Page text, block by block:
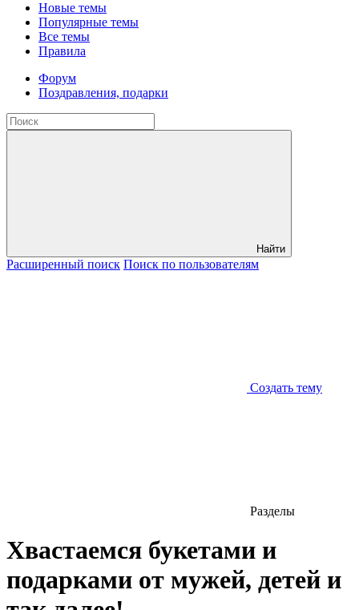
Новые темы
Популярные темы
Все темы
Правила
Форум
Поздравления, подарки
Найти
Расширенный поиск Поиск по пользователям
Создать тему
Разделы
Хвастаемся букетами и
подарками от мужей, детей и